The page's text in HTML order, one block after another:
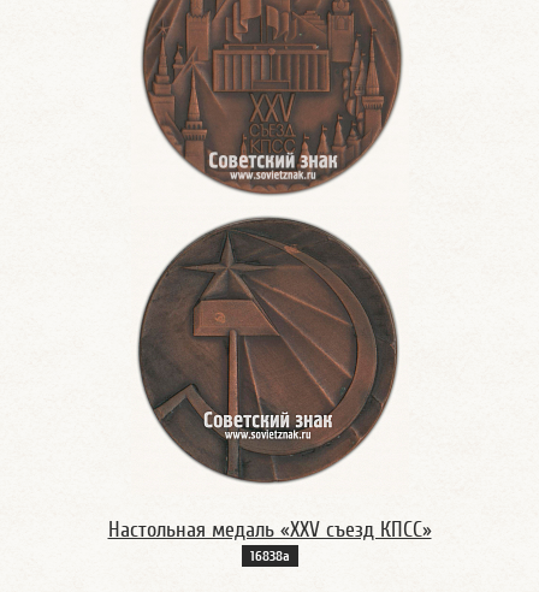
Настольная медаль «ХХV съезд КПСС»
16838а